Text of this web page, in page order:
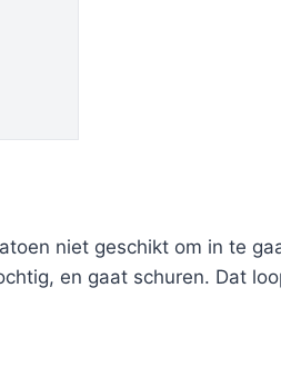
niet geschikt om in te
en gaat schuren. Dat